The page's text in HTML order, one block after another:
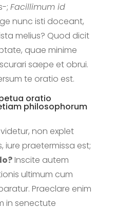
; Facillimum id
nunc isti doceant,
melius? Quod dicit
quae minime
saepe et obrui.
te oratio est.
oratio
philosophorum
non explet
praetermissa est;
Inscite autem
ultimum cum
Praeclare enim
in senectute